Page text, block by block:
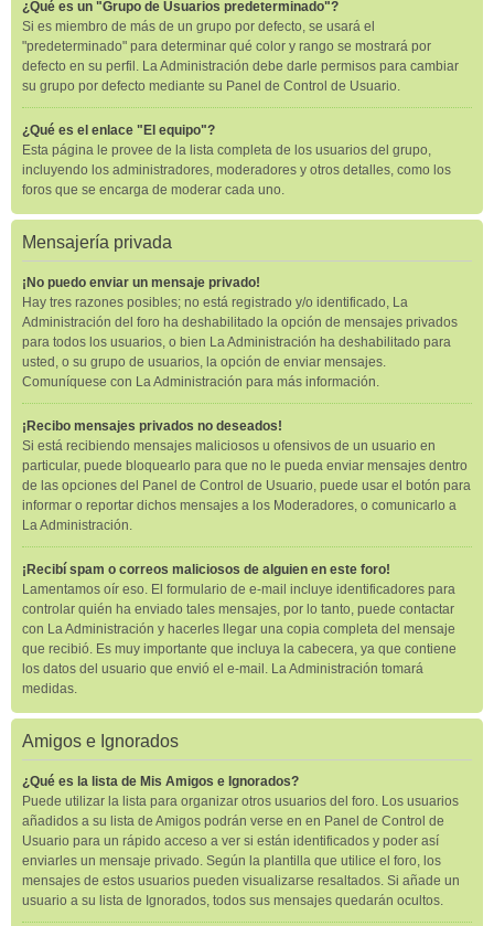
¿Qué es un "Grupo de Usuarios predeterminado"?
Si es miembro de más de un grupo por defecto, se usará el
"predeterminado" para determinar qué color y rango se mostrará por
defecto en su perfil. La Administración debe darle permisos para cambiar
su grupo por defecto mediante su Panel de Control de Usuario.
¿Qué es el enlace "El equipo"?
Esta página le provee de la lista completa de los usuarios del grupo,
incluyendo los administradores, moderadores y otros detalles, como los
foros que se encarga de moderar cada uno.
Mensajería privada
¡No puedo enviar un mensaje privado!
Hay tres razones posibles; no está registrado y/o identificado, La
Administración del foro ha deshabilitado la opción de mensajes privados
para todos los usuarios, o bien La Administración ha deshabilitado para
usted, o su grupo de usuarios, la opción de enviar mensajes.
Comuníquese con La Administración para más información.
¡Recibo mensajes privados no deseados!
Si está recibiendo mensajes maliciosos u ofensivos de un usuario en
particular, puede bloquearlo para que no le pueda enviar mensajes dentro
de las opciones del Panel de Control de Usuario, puede usar el botón para
informar o reportar dichos mensajes a los Moderadores, o comunicarlo a
La Administración.
¡Recibí spam o correos maliciosos de alguien en este foro!
Lamentamos oír eso. El formulario de e-mail incluye identificadores para
controlar quién ha enviado tales mensajes, por lo tanto, puede contactar
con La Administración y hacerles llegar una copia completa del mensaje
que recibió. Es muy importante que incluya la cabecera, ya que contiene
los datos del usuario que envió el e-mail. La Administración tomará
medidas.
Amigos e Ignorados
¿Qué es la lista de Mis Amigos e Ignorados?
Puede utilizar la lista para organizar otros usuarios del foro. Los usuarios
añadidos a su lista de Amigos podrán verse en en Panel de Control de
Usuario para un rápido acceso a ver si están identificados y poder así
enviarles un mensaje privado. Según la plantilla que utilice el foro, los
mensajes de estos usuarios pueden visualizarse resaltados. Si añade un
usuario a su lista de Ignorados, todos sus mensajes quedarán ocultos.